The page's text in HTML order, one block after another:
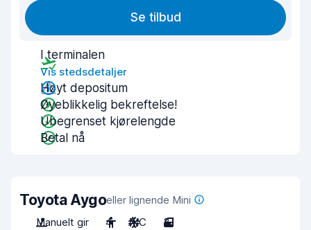
Se tilbud
I terminalen
Vis stedsdetaljer
Høyt depositum
Øyeblikkelig bekreftelse!
Ubegrenset kjørelengde
Betal nå
Toyota Aygoeller lignende Mini
Manuelt gir
4 A/C 3